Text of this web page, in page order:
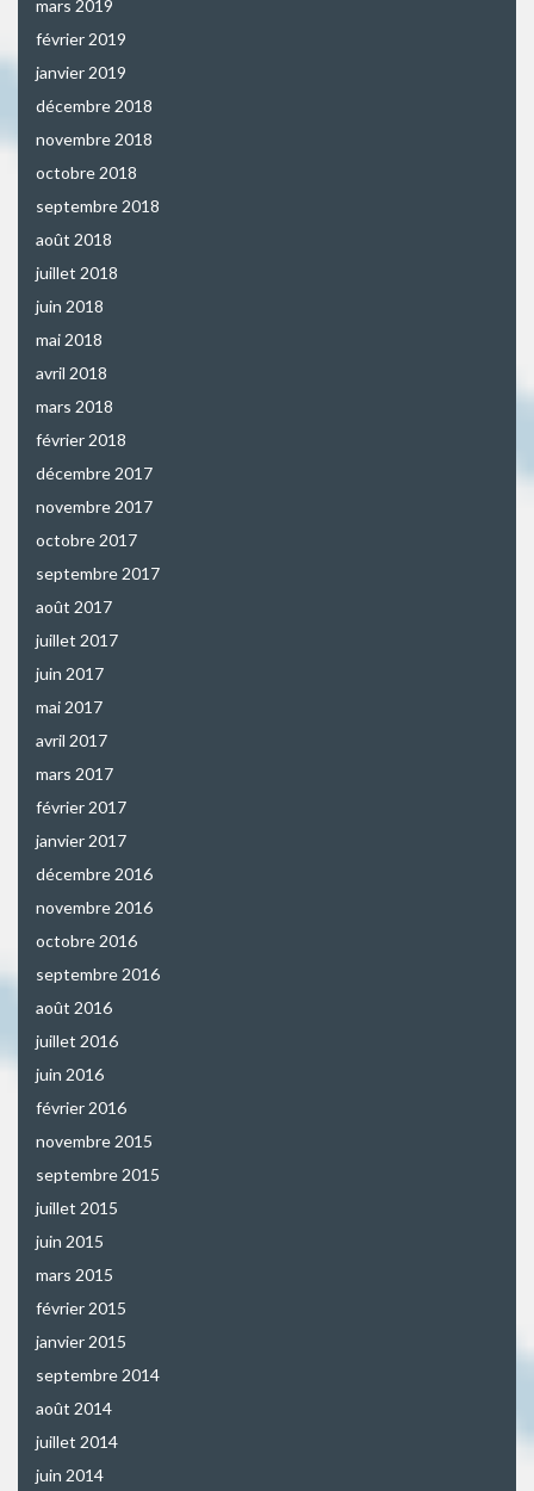
mars 2019
février 2019
janvier 2019
décembre 2018
novembre 2018
octobre 2018
septembre 2018
août 2018
juillet 2018
juin 2018
mai 2018
avril 2018
mars 2018
février 2018
décembre 2017
novembre 2017
octobre 2017
septembre 2017
août 2017
juillet 2017
juin 2017
mai 2017
avril 2017
mars 2017
février 2017
janvier 2017
décembre 2016
novembre 2016
octobre 2016
septembre 2016
août 2016
juillet 2016
juin 2016
février 2016
novembre 2015
septembre 2015
juillet 2015
juin 2015
mars 2015
février 2015
janvier 2015
septembre 2014
août 2014
juillet 2014
juin 2014